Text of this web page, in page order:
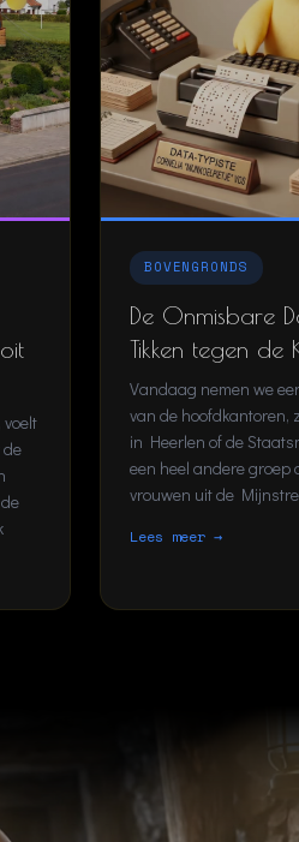
de
BOVENGRONDS
De Onmisbare
Tikken tegen de
Vandaag nemen we
van de hoofdkantoren,
in Heerlen of de
een heel andere groep
vrouwen uit de
Lees meer →